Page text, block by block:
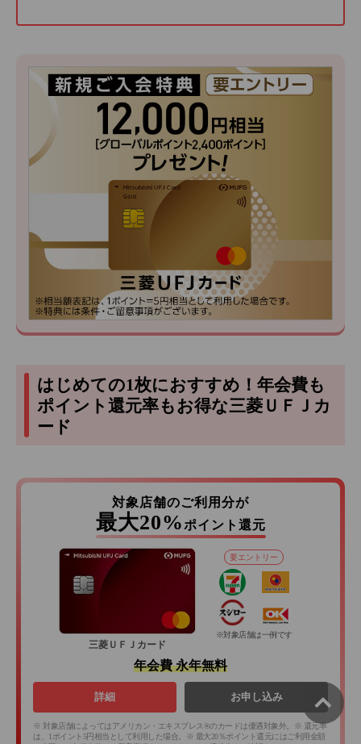
はじめての1枚におすすめ！年会費も
ポイント還元率もお得な三菱ＵＦＪカ
ード
対象店舗のご利用分が
最大20% ポイント還元
三菱ＵＦＪカード
要エントリー
※対象店舗は一例です
年会費 永年無料
詳細 お申し込み
※ 対象店舗によってはアメリカン・エキスプレス®のカードは優遇対象外。※ 還元率
は、1ポイント5円相当として利用した場合。※ 最大20％ポイント還元にはご利用金額